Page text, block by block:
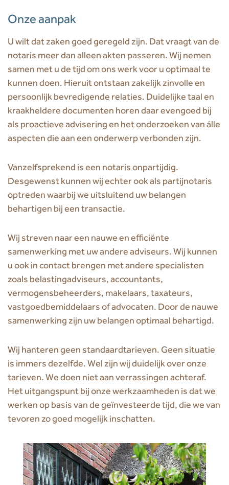
Onze aanpak
U wilt dat zaken goed geregeld zijn. Dat vraagt van de
notaris meer dan alleen akten passeren. Wij nemen
samen met u de tijd om ons werk voor u optimaal te
kunnen doen. Hieruit ontstaan zakelijk zinvolle en
persoonlijk bevredigende relaties. Duidelijke taal en
kraakheldere documenten horen daar evengoed bij
als proactieve advisering en het onderzoeken van álle
aspecten die aan een onderwerp verbonden zijn.
Vanzelfsprekend is een notaris onpartijdig.
Desgewenst kunnen wij echter ook als partijnotaris
optreden waarbij we uitsluitend uw belangen
behartigen bij een transactie.
Wij streven naar een nauwe en efficiënte
samenwerking met uw andere adviseurs. Wij kunnen
u ook in contact brengen met andere specialisten
zoals belastingadviseurs, accountants,
vermogensbeheerders, makelaars, taxateurs,
vastgoedbemiddelaars of advocaten. Door de nauwe
samenwerking zijn uw belangen optimaal behartigd.
Wij hanteren geen standaardtarieven. Geen situatie
is immers dezelfde. Wel zijn wij duidelijk over onze
tarieven. We doen niet aan verrassingen achteraf.
Het uitgangspunt bij onze werkzaamheden is dat we
werken op basis van de geïnvesteerde tijd, die we van
tevoren zo goed mogelijk inschatten.